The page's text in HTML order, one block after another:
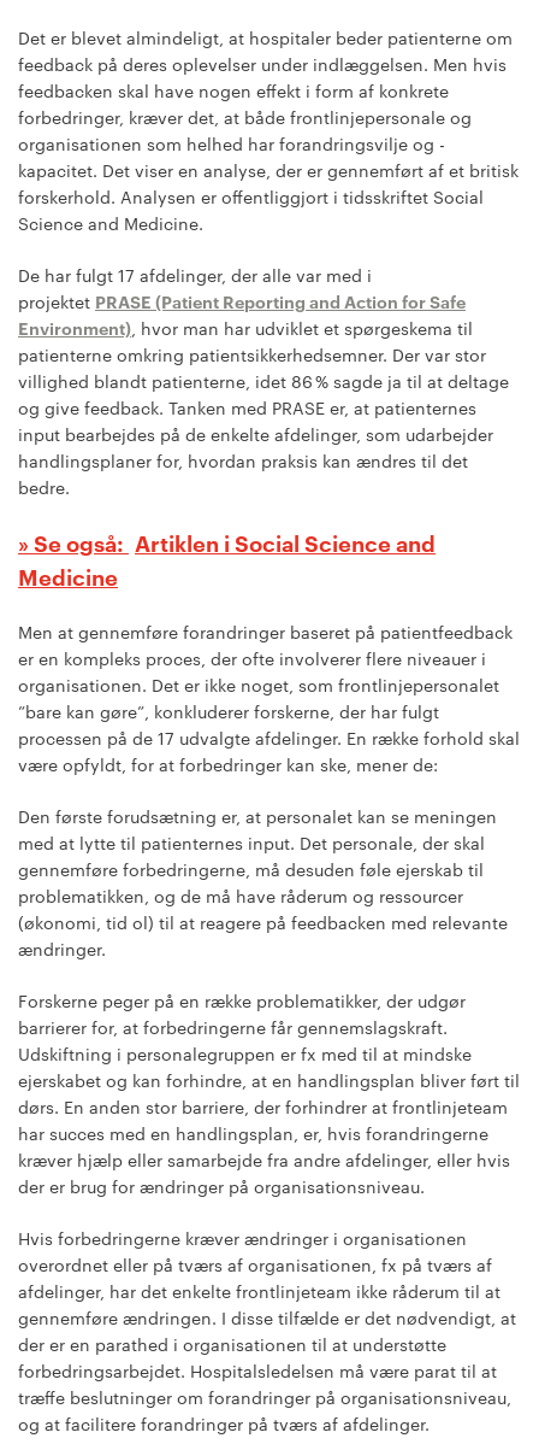
Det er blevet almindeligt, at hospitaler beder patienterne om
feedback på deres oplevelser under indlæggelsen. Men hvis
feedbacken skal have nogen effekt i form af konkrete
forbedringer, kræver det, at både frontlinjepersonale og
organisationen som helhed har forandringsvilje og -
kapacitet. Det viser en analyse, der er gennemført af et britisk
forskerhold. Analysen er offentliggjort i tidsskriftet Social
Science and Medicine.
De har fulgt 17 afdelinger, der alle var med i
projektet PRASE (Patient Reporting and Action for Safe
Environment), hvor man har udviklet et spørgeskema til
patienterne omkring patientsikkerhedsemner. Der var stor
villighed blandt patienterne, idet 86 % sagde ja til at deltage
og give feedback. Tanken med PRASE er, at patienternes
input bearbejdes på de enkelte afdelinger, som udarbejder
handlingsplaner for, hvordan praksis kan ændres til det
bedre.
Artiklen i Social Science and
Medicine
Men at gennemføre forandringer baseret på patientfeedback
er en kompleks proces, der ofte involverer flere niveauer i
organisationen. Det er ikke noget, som frontlinjepersonalet
”bare kan gøre”, konkluderer forskerne, der har fulgt
processen på de 17 udvalgte afdelinger. En række forhold skal
være opfyldt, for at forbedringer kan ske, mener de:
Den første forudsætning er, at personalet kan se meningen
med at lytte til patienternes input. Det personale, der skal
gennemføre forbedringerne, må desuden føle ejerskab til
problematikken, og de må have råderum og ressourcer
(økonomi, tid ol) til at reagere på feedbacken med relevante
ændringer.
Forskerne peger på en række problematikker, der udgør
barrierer for, at forbedringerne får gennemslagskraft.
Udskiftning i personalegruppen er fx med til at mindske
ejerskabet og kan forhindre, at en handlingsplan bliver ført til
dørs. En anden stor barriere, der forhindrer at frontlinjeteam
har succes med en handlingsplan, er, hvis forandringerne
kræver hjælp eller samarbejde fra andre afdelinger, eller hvis
der er brug for ændringer på organisationsniveau.
Hvis forbedringerne kræver ændringer i organisationen
overordnet eller på tværs af organisationen, fx på tværs af
afdelinger, har det enkelte frontlinjeteam ikke råderum til at
gennemføre ændringen. I disse tilfælde er det nødvendigt, at
der er en parathed i organisationen til at understøtte
forbedringsarbejdet. Hospitalsledelsen må være parat til at
træffe beslutninger om forandringer på organisationsniveau,
og at facilitere forandringer på tværs af afdelinger.